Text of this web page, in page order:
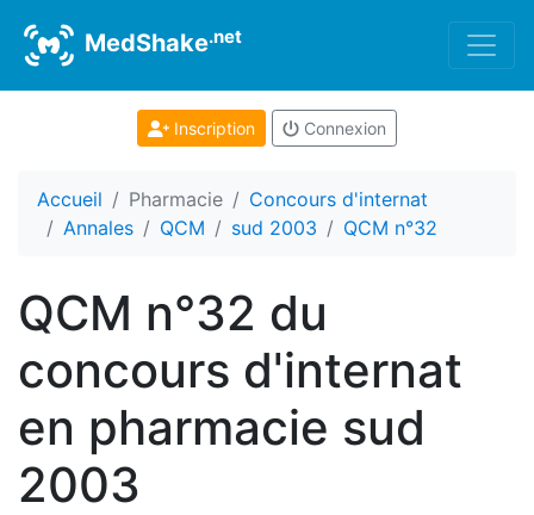
MedShake.net
Inscription Connexion
Accueil Pharmacie
Concours d'internat
Annales
QCM sud 2003 QCM n°32
QCM n°32 du
concours d'internat
en pharmacie sud
2003